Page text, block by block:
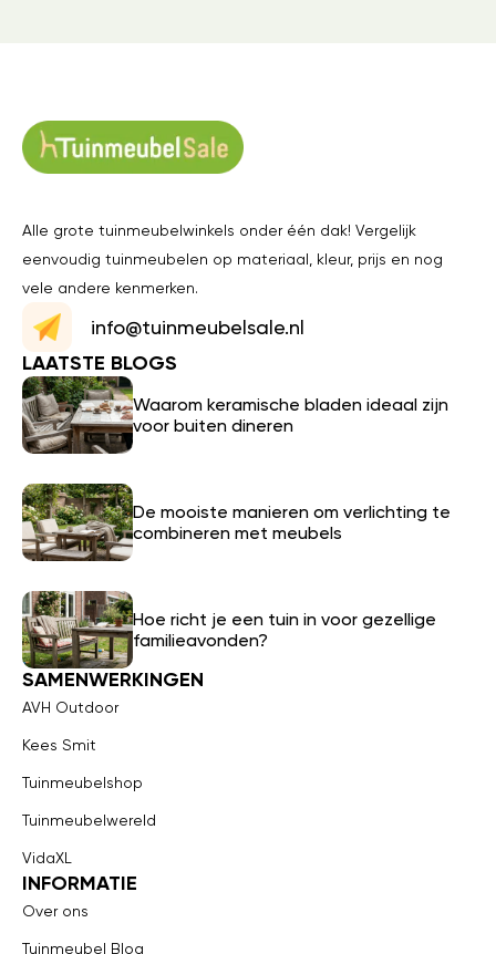
Alle grote tuinmeubelwinkels onder één dak! Vergelijk
eenvoudig tuinmeubelen op materiaal, kleur, prijs en nog
vele andere kenmerken.
info@tuinmeubelsale.nl
LAATSTE BLOGS
Waarom keramische bladen ideaal zijn
voor buiten dineren
De mooiste manieren om verlichting te
combineren met meubels
Hoe richt je een tuin in voor gezellige
familieavonden?
SAMENWERKINGEN
AVH Outdoor
Kees Smit
Tuinmeubelshop
Tuinmeubelwereld
VidaXL
INFORMATIE
Over ons
Tuinmeubel Blog